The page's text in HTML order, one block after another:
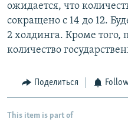
ожидается, что
сокращено с 14 до 12.
2 холдинга. Кроме того,
количество
Поделиться
This item is part of